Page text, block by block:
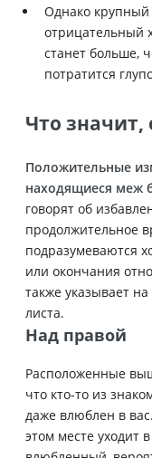
Однако
отрицательный
станет больше,
потратится
Что значит,
Положительные
находящиеся меж
говорят об
продолжительное
подразумеваются
или окончания
также указывает
листа.
Над правой
Расположенные
что кто-то из
даже влюблен в
этом месте уходит